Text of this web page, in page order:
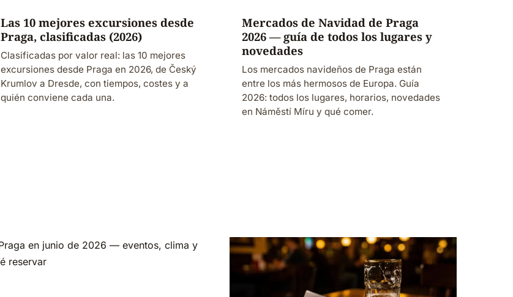
Las 10 mejores excursiones desde
Praga, clasificadas (2026)
Clasificadas por valor real: las 10 mejores
excursiones desde Praga en 2026, de Český
Krumlov a Dresde, con tiempos, costes y a
quién conviene cada una.
Mercados de Navidad de Praga
2026 — guía de todos los lugares y
novedades
Los mercados navideños de Praga están
entre los más hermosos de Europa. Guía
2026: todos los lugares, horarios, novedades
en Náměstí Míru y qué comer.